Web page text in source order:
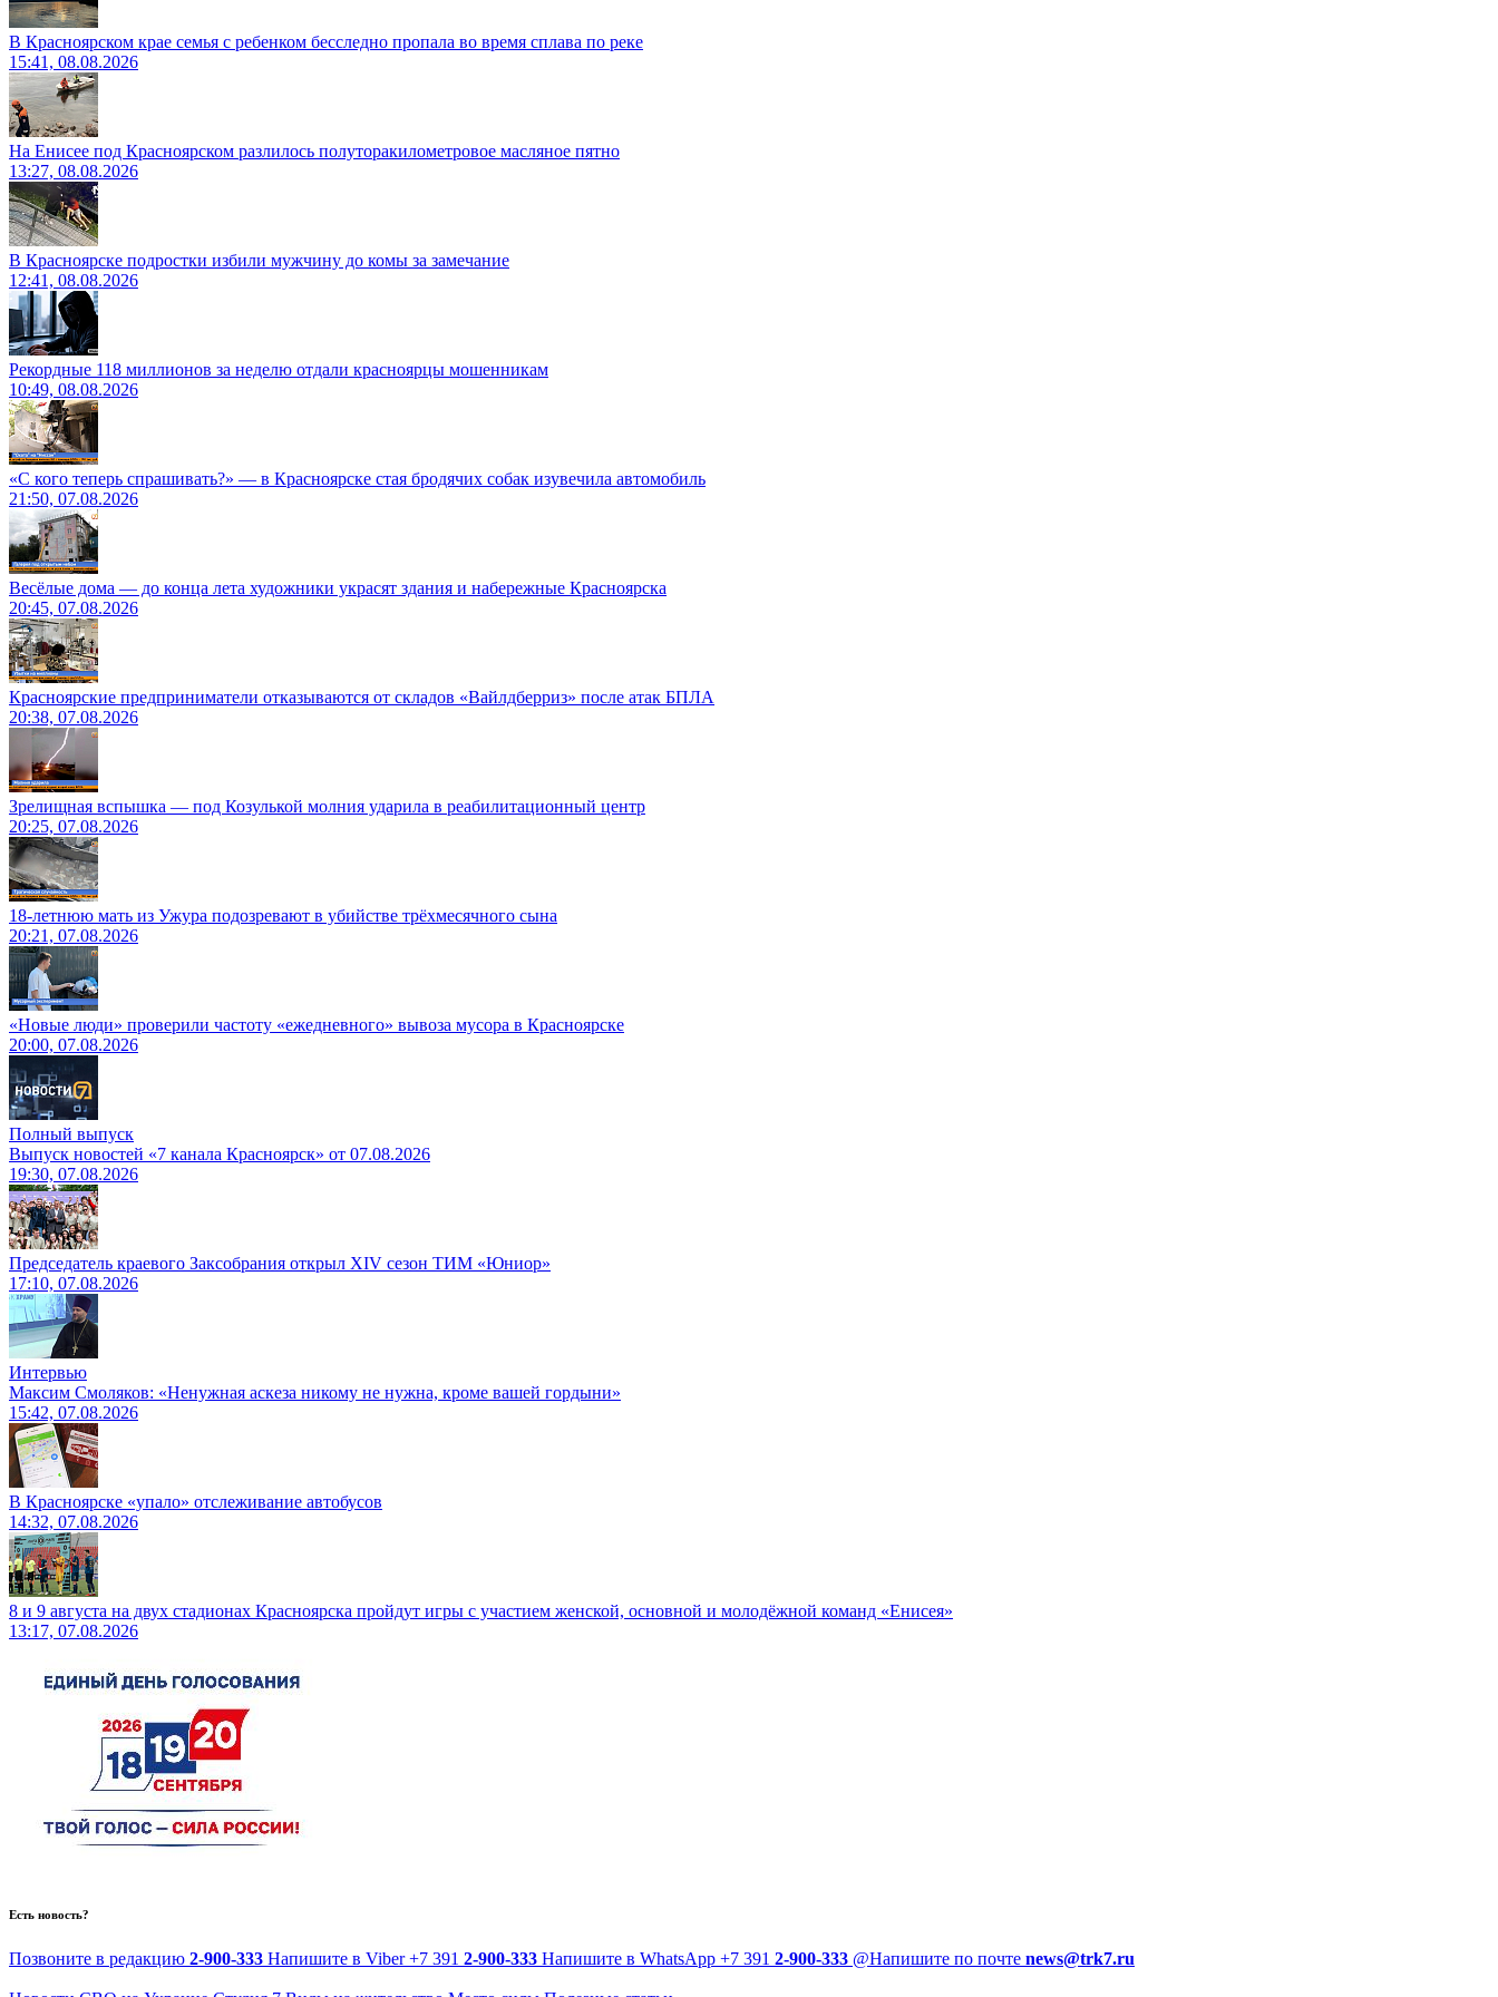
В Красноярском крае семья с ребенком бесследно пропала во время сплава по реке
15:41, 08.08.2026
На Енисее под Красноярском разлилось полуторакилометровое масляное пятно
13:27, 08.08.2026
В Красноярске подростки избили мужчину до комы за замечание
12:41, 08.08.2026
Рекордные 118 миллионов за неделю отдали красноярцы мошенникам
10:49, 08.08.2026
«С кого теперь спрашивать?» — в Красноярске стая бродячих собак изувечила автомобиль
21:50, 07.08.2026
Весёлые дома — до конца лета художники украсят здания и набережные Красноярска
20:45, 07.08.2026
Красноярские предприниматели отказываются от складов «Вайлдберриз» после атак БПЛА
20:38, 07.08.2026
Зрелищная вспышка — под Козулькой молния ударила в реабилитационный центр
20:25, 07.08.2026
18-летнюю мать из Ужура подозревают в убийстве трёхмесячного сына
20:21, 07.08.2026
«Новые люди» проверили частоту «ежедневного» вывоза мусора в Красноярске
20:00, 07.08.2026
Полный выпуск
Выпуск новостей «7 канала Красноярск» от 07.08.2026
19:30, 07.08.2026
Председатель краевого Заксобрания открыл XIV сезон ТИМ «Юниор»
17:10, 07.08.2026
Интервью
Максим Смоляков: «Ненужная аскеза никому не нужна, кроме вашей гордыни»
15:42, 07.08.2026
В Красноярске «упало» отслеживание автобусов
14:32, 07.08.2026
8 и 9 августа на двух стадионах Красноярска пройдут игры с участием женской, основной и молодёжной команд «Енисея»
13:17, 07.08.2026
Есть новость?
Позвоните в редакцию 2-900-333 Напишите в Viber +7 391 2-900-333 Напишите в WhatsApp +7 391 2-900-333 @Напишите по почте news@trk7.ru